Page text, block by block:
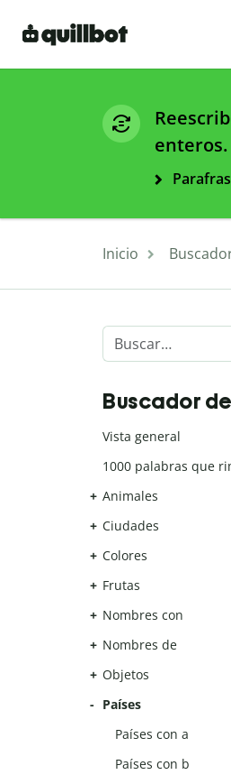
enteros.
Inicio
Buscador
Vista general
1000 palabras que
Animales
Ciudades
Colores
Frutas
Nombres con
Nombres de
Objetos
Países
Países con a
Países con b